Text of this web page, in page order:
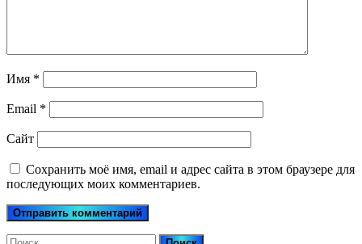
Имя *
Email *
Сайт
Сохранить моё имя, email и адрес сайта в этом браузере для
последующих моих комментариев.
Найти: